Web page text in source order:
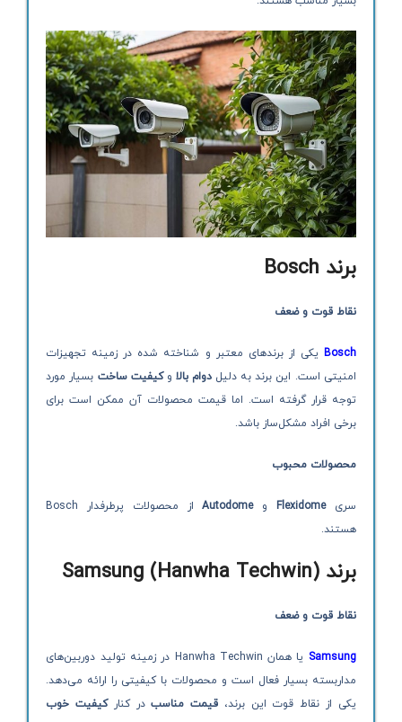
برند
نقاط قوت و ضعف
Bosch یکی از برندهای معتبر و شناخته شده در زمینه تجهیزات
امنیتی است. این برند به دلیل دوام بالا وکیفیت ساخت بسیار مورد
توجه قرار گرفته است. اما قیمت محصولات آن ممکن است برای
برخی افراد مشکل‌ساز باشد.
محصولات محبوب
سریFlexidome وAutodome
از محصولات پرطرفدار Bosch
هستند.
برند Samsung (Hanwha Techwin)
نقاط قوت و ضعف
Samsung
یا همان Hanwha Techwin در زمینه تولید دوربین‌های
مداربسته بسیار فعال است و محصولات با کیفیتی را ارائه می‌دهد.
یکی از نقاط قوت این برند، قیمت مناسبدر کنارکیفیت خوب